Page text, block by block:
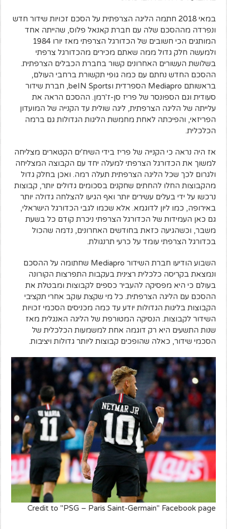
במאי 2018 חתמה הליגה הצרפתית על הסכם זכויות שידור חדש
ונפרדה מההסכם שלה עם חברת קאנאל פלוס, שהייתה אחד
המותגים הכי חשובים של הכדורגל הצרפתי מאז יורו 1984
ולמעשה חלק גדול ממה שאתם מכירים מהכדורגל צרפתי
בשלושת העשורים האחרונים קשור בחברת הכבלים הצרפתית.
ההסכם החדש נחתם עם כמה גופי תקשורת ברחבי העולם,
בראשותם Mediapro הספרדית וbeIN Sports, חברת שידור
סעודית וגם הספונסר של פריז סן-ז'רמן. ההסכם הראה את
עלייתה של הליגה הצרפתית, ליגה שולית עד הקנייה של המועדון
הפריזאי, והפיכתה לאחת מחמשת הליגות הגדולות גם ברמה
הכלכלית.
אז היה נראה כי הקנייה של פריז בידי השיח'ים הקטארים מצליחה
למשוך את הכדורגל הצרפתי למעלה יחד עם הקבוצה המצליחה
ולגרום לכך שכל הליגה הצרפתית תעלה רמה. ואכן בחלק גדול
מהקבוצות החלו להחתים שחקנים בסכומים גדולים יותר, קבוצות
נרכשו על ידי בעלים עשירים יותר ואף הגיעו להצלחה גדולה יותר
באירופה, כמו ליון לדוגמא. אלא שכמו לגבי הכדורגל הישראלי,
גם כאן העמידות של הכדורגל הצרפתי ניכרת קודם כל בשעת
משבר, וכשהגיעה כזאת בחודשים האחרונים, נדמה שהכול
בכדורגל הצרפתי עומד על כרעי תרנגולת.
השבוע הודיעו חברת השידור Mediapro שחתומה על ההסכם
ונמצאת בקריסה כלכלית רצינית בעקבות התפרצות הקורונה
בעולם כי היא מפסיקה להעביר כספים לקבוצות ומבטלת את
ההסכם עם הליגה הצרפתית. כל מי שקצת עוקב אחרי תקציבי
הקבוצות בליגות הגדולות יודע עד כמה מכניסים הסכמי זכויות
השידור לקבוצות. הנסיקה המטורפת של הליגה האנגלית מאז
שנות התשעים היא רק דוגמה אחת למשמעות הכלכלית של
הסכמי שידור, כאלה שהופכים קבוצות ליותר גדולות ויציבות.
Credit to "PSG – Paris Saint-Germain" Facebook page